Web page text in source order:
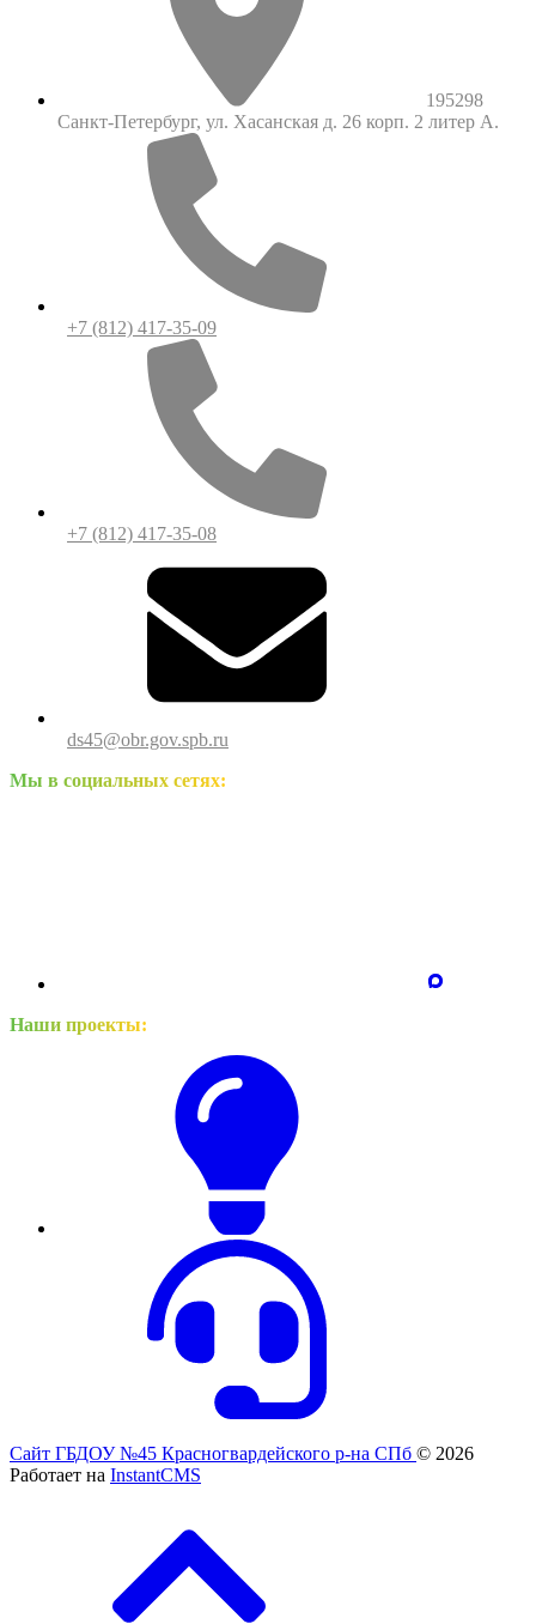
195298
Санкт-Петербург, ул. Хасанская д. 26 корп. 2 литер А.
+7 (812) 417-35-09
+7 (812) 417-35-08
ds45@obr.gov.spb.ru
Мы в социальных сетях:
Наши проекты:
Сайт ГБДОУ №45 Красногвардейского р-на СПб © 2026
Работает на InstantCMS